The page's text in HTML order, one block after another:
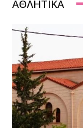
ΑΘΛΗΤΙΚΆ